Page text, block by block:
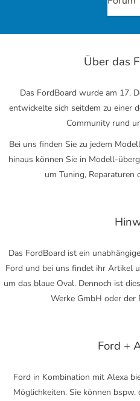
Über das
Das FordBoard wurde am 17.
entwickelte sich seitdem zu einer
Community rund
Bei uns finden Sie zu jedem
hinaus können Sie in Modell-
um Tuning, Reparaturen
Das FordBoard ist ein
Ford und bei uns findet ihr Artikel
um das blaue Oval. Dennoch ist
Werke GmbH oder der
Ford +
Ford in Kombination mit Alexa
Möglichkeiten. Sie können